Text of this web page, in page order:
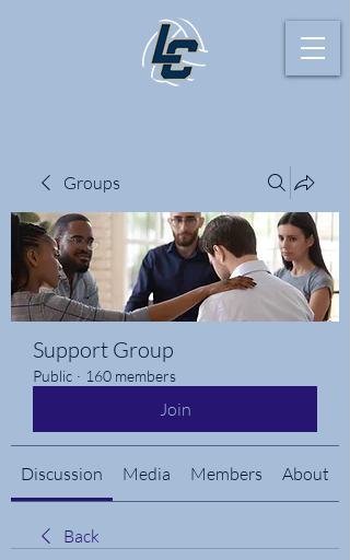
Groups
Support Group
Public · 160 members
Join
Discussion Media Members About
Back